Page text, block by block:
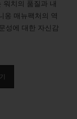
워치의 품질과 내
옹 매뉴팩처의 역
성에 대한 자신감